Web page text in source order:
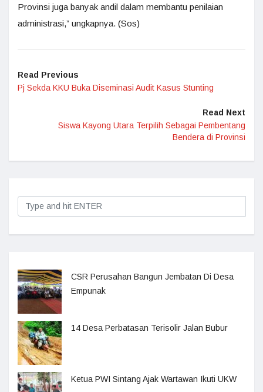
Provinsi juga banyak andil dalam membantu penilaian
administrasi,” ungkapnya. (Sos)
Read Previous
Pj Sekda KKU Buka Diseminasi Audit Kasus Stunting
Read Next
Siswa Kayong Utara Terpilih Sebagai Pembentang
Bendera di Provinsi
CSR Perusahan Bangun Jembatan Di Desa
Empunak
14 Desa Perbatasan Terisolir Jalan Bubur
Ketua PWI Sintang Ajak Wartawan Ikuti UKW